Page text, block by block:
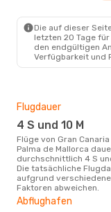
Die auf dieser
letzten 20 Tage
den endgültigen
Verfügbarkeit und
Flugdauer
4 S und 10 M
Flüge von Gran Canaria nach
Palma de Mallorca
durchschnittlich 4 S
Die tatsächliche
aufgrund
Faktoren abweichen.
Abflughafen